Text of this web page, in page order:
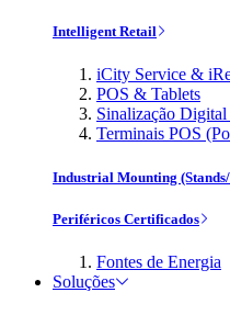
Intelligent Retail
iCity Service &
POS & Tablets
Sinalização
Terminais POS
Industrial Mounting
Periféricos Certificados
Fontes de Energia
Soluções